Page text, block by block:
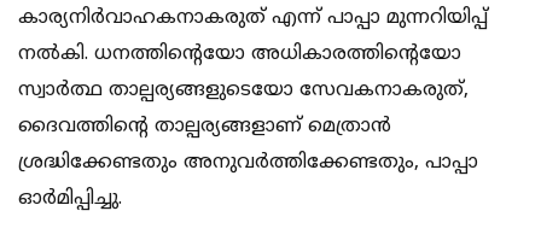
കാര്യനിര്‍വാഹകനാകരുത് എന്ന് പാപ്പാ മുന്നറിയിപ്പ്
നല്‍കി. ധനത്തിന്റെയോ അധികാരത്തിന്റെയോ
സ്വാര്‍ത്ഥ താല്പര്യങ്ങളുടെയോ സേവകനാകരുത്,
ദൈവത്തിന്റെ താല്പര്യങ്ങളാണ് മെത്രാന്‍
ശ്രദ്ധിക്കേണ്ടതും അനുവര്‍ത്തിക്കേണ്ടതും, പാപ്പാ
ഓര്‍മിപ്പിച്ചു.